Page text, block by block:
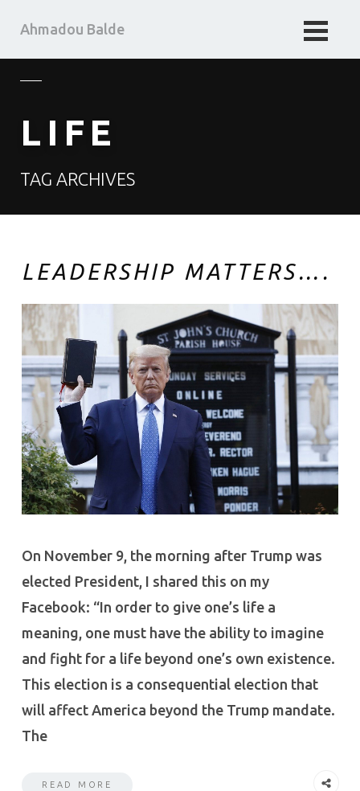
Ahmadou Balde
MA PENSEE
ABOUT ME
LIFE
TAG ARCHIVES
LEADERSHIP MATTERS….
On November 9, the morning after Trump was
elected President, I shared this on my
Facebook: “In order to give one’s life a
meaning, one must have the ability to imagine
and fight for a life beyond one’s own existence.
This election is a consequential election that
will affect America beyond the Trump mandate.
The
READ MORE